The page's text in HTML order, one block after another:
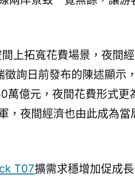
上拓寬花費場景，夜間
徵詢日前發布的陳述顯示
萬億元，夜間花費形式更
，夜間經濟也由此成為當
T07擴需求穩增加促成